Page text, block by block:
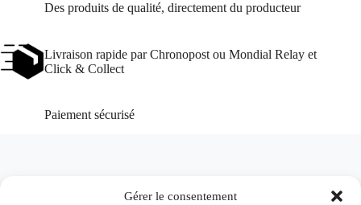
Gérer le consentement
Des produits de qualité, directement du producteur
Livraison rapide par Chronopost ou Mondial Relay et
Click & Collect
Paiement sécurisé